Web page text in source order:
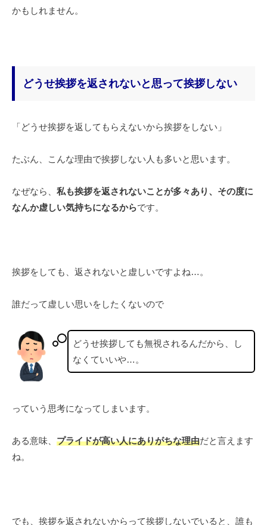
かもしれません。
どうせ挨拶を返されないと思って挨拶しない
「どうせ挨拶を返してもらえないから挨拶をしない」
たぶん、こんな理由で挨拶しない人も多いと思います。
なぜなら、私も挨拶を返されないことが多々あり、その度に
なんか虚しい気持ちになるからです。
挨拶をしても、返されないと虚しいですよね…。
誰だって虚しい思いをしたくないので
どうせ挨拶しても無視されるんだから、し
なくていいや…。
っていう思考になってしまいます。
ある意味、プライドが高い人にありがちな理由だと言えます
ね。
でも、挨拶を返されないからって挨拶しないでいると、誰も